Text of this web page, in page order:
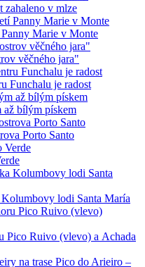
v mlze
Marie v Monte
věčného jara"
Funchalu je radost
až bílým pískem
Porto Santo
lodi Santa María
Pico Ruivo (vlevo) a Achada